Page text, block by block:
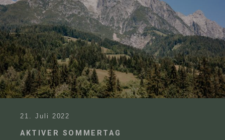
21. Juli 2022
AKTIVER SOMMERTAG